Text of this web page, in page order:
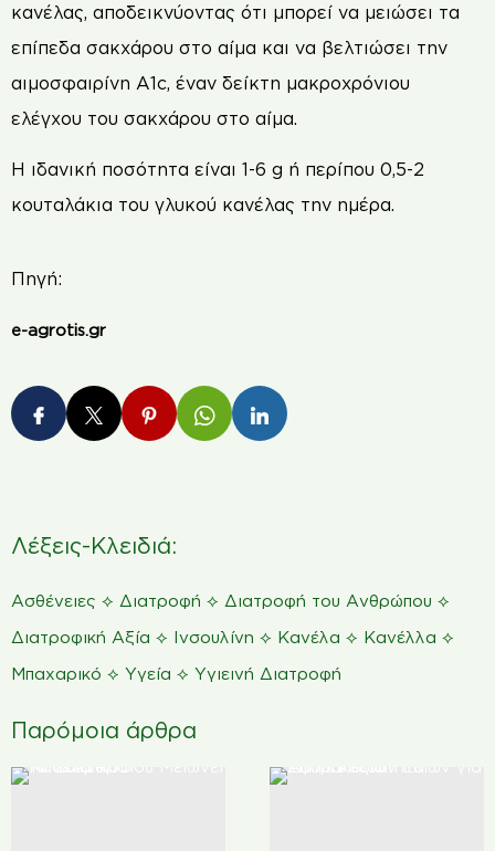
κανέλας, αποδεικνύοντας ότι μπορεί να μειώσει τα
επίπεδα σακχάρου στο αίμα και να βελτιώσει την
αιμοσφαιρίνη A1c, έναν δείκτη μακροχρόνιου
ελέγχου του σακχάρου στο αίμα.
Η ιδανική ποσότητα είναι 1-6 g ή περίπου 0,5-2
κουταλάκια του γλυκού κανέλας την ημέρα.
Πηγή:
e-agrotis.gr
Λέξεις-Κλειδιά:
Ασθένειες ⟡ Διατροφή ⟡ Διατροφή του Ανθρώπου ⟡
Διατροφική Αξία ⟡ Ινσουλίνη ⟡ Κανέλα ⟡ Κανέλλα ⟡
Μπαχαρικό ⟡ Υγεία ⟡ Υγιεινή Διατροφή
Παρόμοια άρθρα